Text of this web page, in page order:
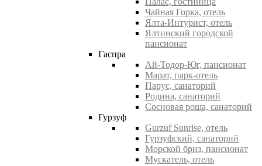
Чайная Горка, отель
Ялта-Интурист, отель
Ялтинский городской
пансионат
Гаспра
Ай-Тодор-Юг, пансионат
Марат, парк-отель
Парус, санаторий
Родина, санаторий
Сосновая роща, санаторий
Гурзуф
Gurzuf Sunrise, отель
Гурзуфский, санаторий
Морской бриз, пансионат
Мускатель, отель